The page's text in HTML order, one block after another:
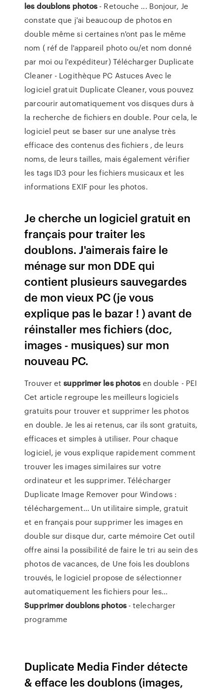
les doublons photos- Retouche ... Bonjour, Je
constate que j'ai beaucoup de photos en
double même si certaines n'ont pas le même
nom ( réf de l'appareil photo ou/et nom donné
par moi ou l'expéditeur) Télécharger Duplicate
Cleaner - Logithèque PC Astuces Avec le
logiciel gratuit Duplicate Cleaner, vous pouvez
parcourir automatiquement vos disques durs à
la recherche de fichiers en double. Pour cela, le
logiciel peut se baser sur une analyse très
efficace des contenus des fichiers , de leurs
noms, de leurs tailles, mais également vérifier
les tags ID3 pour les fichiers musicaux et les
informations EXIF pour les photos.
Je cherche un logiciel gratuit en
français pour traiter les
doublons. J'aimerais faire le
ménage sur mon DDE qui
contient plusieurs sauvegardes
de mon vieux PC (je vous
explique pas le bazar ! ) avant de
réinstaller mes fichiers (doc,
images - musiques) sur mon
nouveau PC.
Trouver etsupprimer les photosen double - PEI
Cet article regroupe les meilleurs logiciels
gratuits pour trouver et supprimer les photos
en double. Je les ai retenus, car ils sont gratuits,
efficaces et simples à utiliser. Pour chaque
logiciel, je vous explique rapidement comment
trouver les images similaires sur votre
ordinateur et les supprimer. Télécharger
Duplicate Image Remover pour Windows :
téléchargement... Un utilitaire simple, gratuit
et en français pour supprimer les images en
double sur disque dur, carte mémoire Cet outil
offre ainsi la possibilité de faire le tri au sein des
photos de vacances, de Une fois les doublons
trouvés, le logiciel propose de sélectionner
automatiquement les fichiers pour les...
Supprimer doublons photos- telecharger
programme
Duplicate Media Finder détecte
& efface les doublons (images,